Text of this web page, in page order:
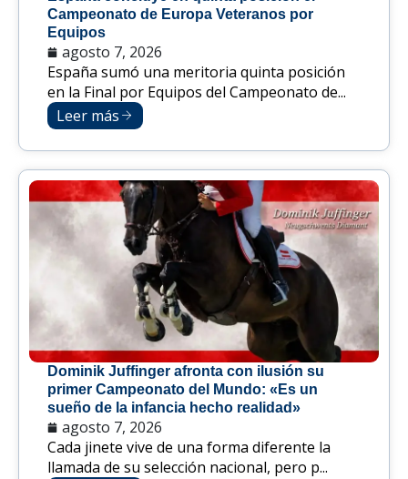
Campeonato de Europa Veteranos por
Equipos
agosto 7, 2026
España sumó una meritoria quinta posición
en la Final por Equipos del Campeonato de...
Leer más
Dominik Juffinger afronta con ilusión su
primer Campeonato del Mundo: «Es un
sueño de la infancia hecho realidad»
agosto 7, 2026
Cada jinete vive de una forma diferente la
llamada de su selección nacional, pero p...